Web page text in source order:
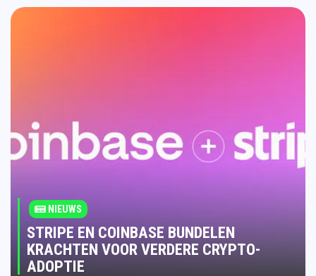
NIEUWS
STRIPE EN COINBASE BUNDELEN
KRACHTEN VOOR VERDERE CRYPTO-
ADOPTIE